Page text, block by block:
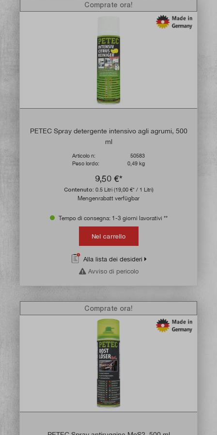
PETEC Spray detergente intensivo agli agrumi, 500
ml
Articolo n:
50583
Peso lordo:
0,49 kg
9,50 €*
Contenuto: 0.5 Litri (19,00 €* / 1 Litri)
Mengenrabatt verfügbar
Comprate ora!
Tempo di consegna: 1-3 giorni lavorativi **
Nel carrello
Alla lista dei desideri
Avviso di pericolo
Comprate ora!